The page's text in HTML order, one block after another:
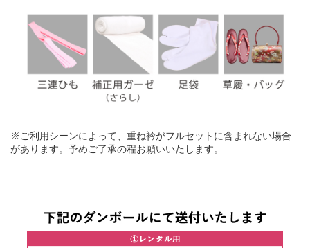
※ご利用シーンによって、重ね衿がフルセットに含まれない場合
があります。予めご了承の程お願いいたします。